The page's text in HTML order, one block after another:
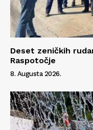
Deset zeničkih
Raspotočje
8. Augusta 2026.